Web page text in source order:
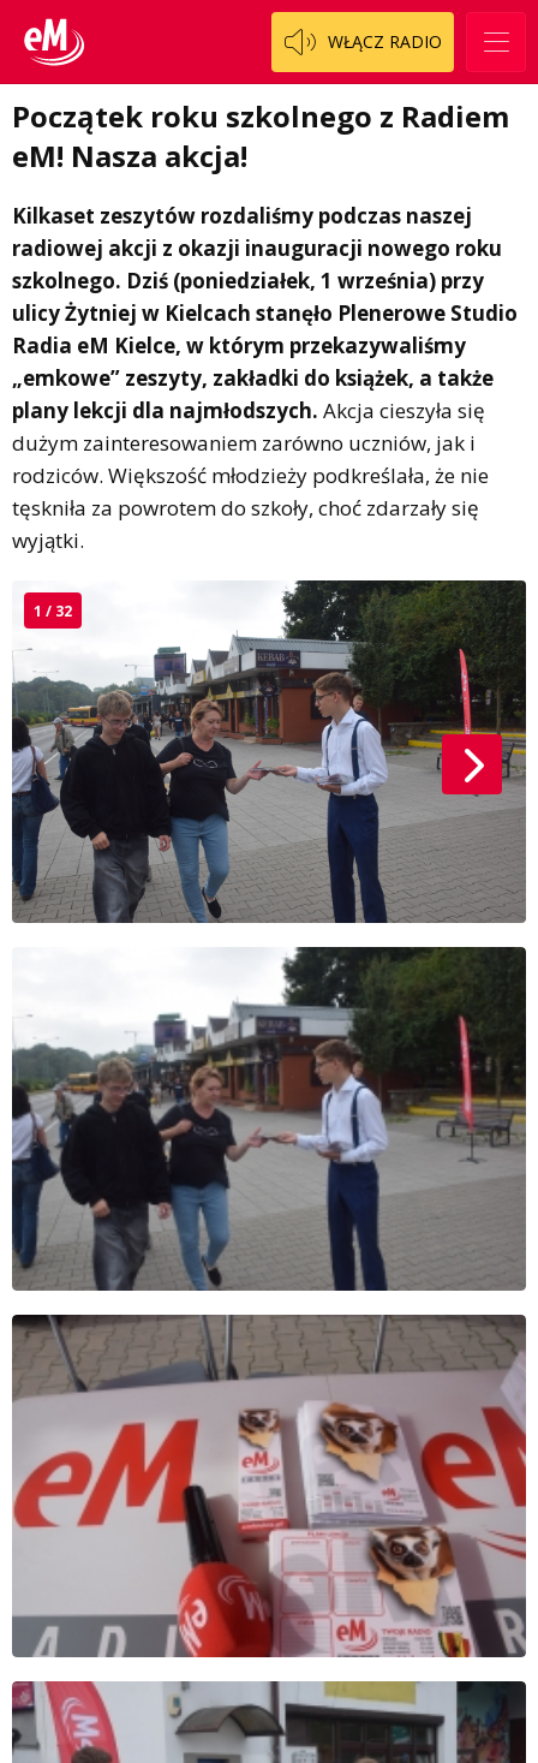
WŁĄCZ RADIO
Początek roku szkolnego z Radiem
eM! Nasza akcja!
Kilkaset zeszytów rozdaliśmy podczas naszej
radiowej akcji z okazji inauguracji nowego roku
szkolnego. Dziś (poniedziałek, 1 września) przy
ulicy Żytniej w Kielcach stanęło Plenerowe Studio
Radia eM Kielce, w którym przekazywaliśmy
„emkowe” zeszyty, zakładki do książek, a także
plany lekcji dla najmłodszych. Akcja cieszyła się
dużym zainteresowaniem zarówno uczniów, jak i
rodziców. Większość młodzieży podkreślała, że nie
tęskniła za powrotem do szkoły, choć zdarzały się
wyjątki.
1 / 32